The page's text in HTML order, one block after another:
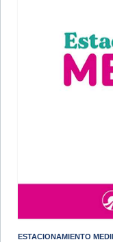
ESTACIONAMIENTO